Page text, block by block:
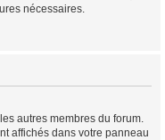
nécessaires.
autres membres du forum.
affichés dans votre panneau